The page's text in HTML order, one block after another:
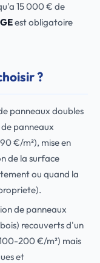
15 000 € de
est obligatoire
?
panneaux doubles
panneaux
€/m²), mise en
de la surface
ou quand la
de panneaux
recouverts d'un
200 €/m²) mais
et